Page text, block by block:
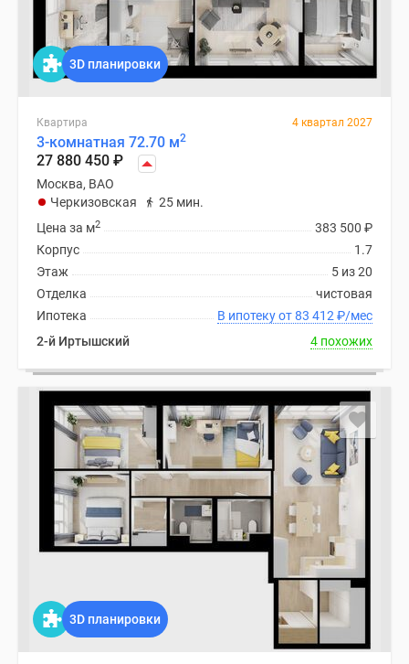
3D планировки
Квартира 4 квартал 2027
3-комнатная 72.70 м2
27 880 450 ₽
Москва, ВАО
Черкизовская
25 мин.
383 500 ₽
Цена за м2
1.7
Корпус
5 из 20
Этаж
чистовая
Отделка
В ипотеку от 83 412 ₽/мес
Ипотека
2-й Иртышский
4 похожих
3D планировки